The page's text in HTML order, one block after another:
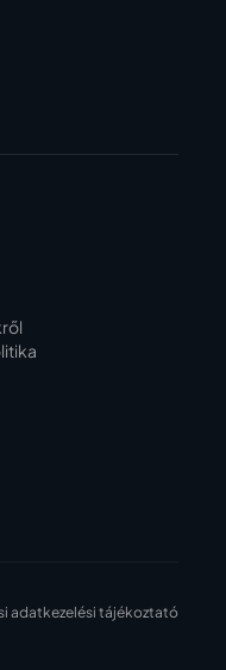
adatkezelési tájékoztató